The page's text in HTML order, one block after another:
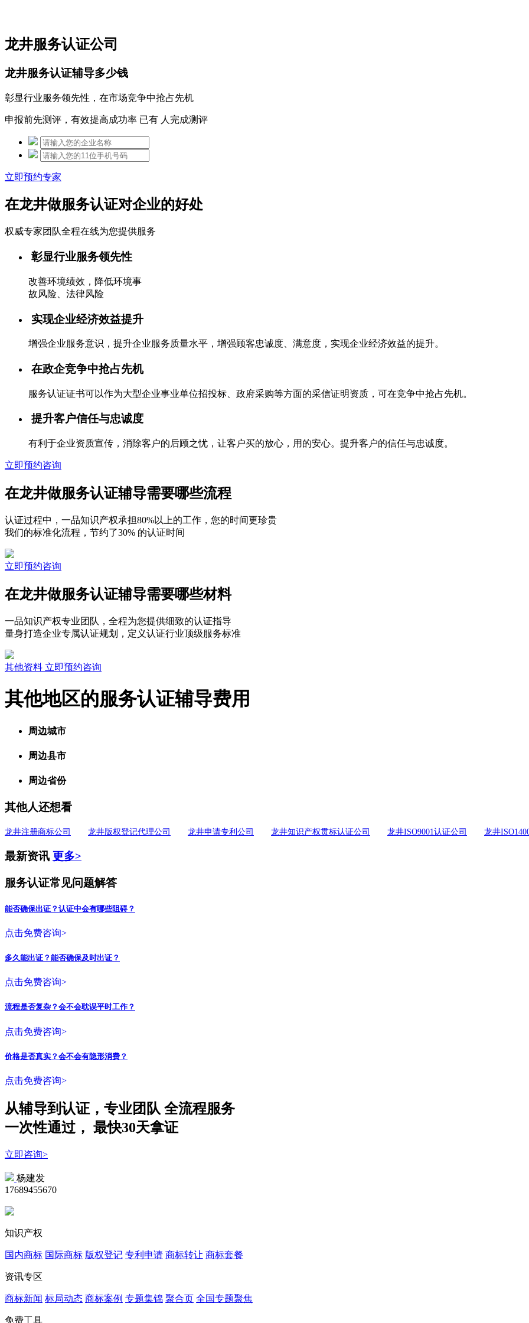
龙井服务认证公司
龙井服务认证辅导多少钱
彰显行业服务领先性，在市场竞争中抢占先机
申报前先测评，有效提高成功率 已有 人完成测评
立即预约专家
在龙井做服务认证对企业的好处
权威专家团队全程在线为您提供服务
彰显行业服务领先性
改善环境绩效，降低环境事
故风险、法律风险
实现企业经济效益提升
增强企业服务意识，提升企业服务质量水平，增强顾客忠诚度、满意度，实现企业经济效益的提升。
在政企竞争中抢占先机
服务认证证书可以作为大型企业事业单位招投标、政府采购等方面的采信证明资质，可在竞争中抢占先机。
提升客户信任与忠诚度
有利于企业资质宣传，消除客户的后顾之忧，让客户买的放心，用的安心。提升客户的信任与忠诚度。
立即预约咨询
在龙井做服务认证辅导需要哪些流程
认证过程中，一品知识产权承担80%以上的工作，您的时间更珍贵
我们的标准化流程，节约了30% 的认证时间
立即预约咨询
在龙井做服务认证辅导需要哪些材料
一品知识产权专业团队，全程为您提供细致的认证指导
量身打造企业专属认证规划，定义认证行业顶级服务标准
其他资料 立即预约咨询
其他地区的服务认证辅导费用
周边城市
周边县市
周边省份
其他人还想看
龙井注册商标公司 龙井版权登记代理公司 龙井申请专利公司 龙井知识产权贯标认证公司 龙井ISO9001认证公司 龙井
最新资讯 更多>
服务认证常见问题解答
能否确保出证？认证中会有哪些阻碍？
点击免费咨询>
多久能出证？能否确保及时出证？
点击免费咨询>
流程是否复杂？会不会耽误平时工作？
点击免费咨询>
价格是否真实？会不会有隐形消费？
点击免费咨询>
从辅导到认证，专业团队 全流程服务
一次性通过， 最快30天拿证
立即咨询>
杨建发
17689455670
知识产权
国内商标 国际商标 版权登记 专利申请 商标转让 商标套餐
资讯专区
商标新闻 标局动态 商标案例 专题集锦 聚合页 全国专题聚焦
免费工具